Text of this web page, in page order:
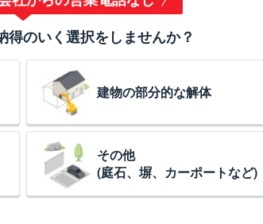
のいく選択をしませんか？
建物の部分的な解体
その他
(庭石、塀、カーポートなど)